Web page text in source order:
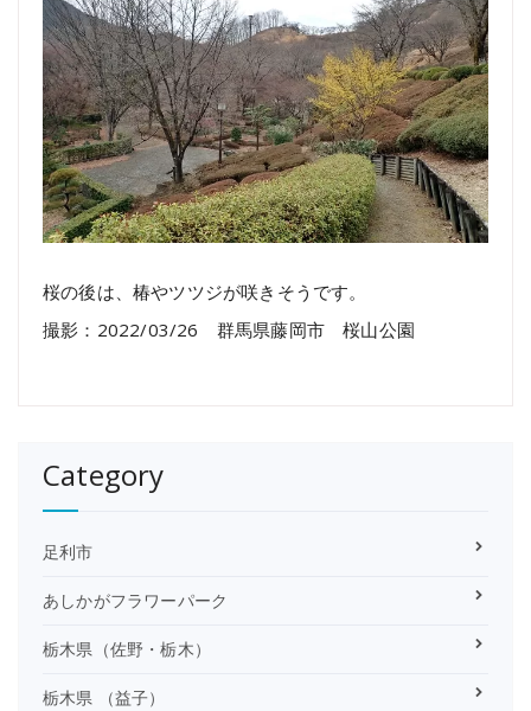
桜の後は、椿やツツジが咲きそうです。
撮影：2022/03/26 群馬県藤岡市 桜山公園
Category
足利市
あしかがフラワーパーク
栃木県（佐野・栃木）
栃木県 （益子）